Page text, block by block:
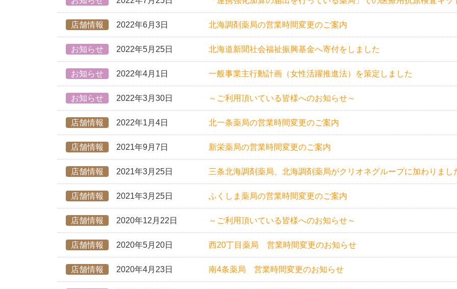
店舗情報 2022年6月3日 北海調剤薬局の営業時間変更のご案内
お知らせ 2022年5月25日 北海道新聞社会福祉振興基金へ寄付をしました
お知らせ 2022年4月1日 一般事業主行動計画（女性活躍推進法）を策定しました
お知らせ 2022年3月30日 ～ご利用頂いている皆様へのお知らせ～
店舗情報 2022年1月4日 北一条薬局の営業時間変更のご案内
店舗情報 2021年9月7日 新栄薬局の営業時間変更のご案内
店舗情報 2021年3月25日 三条北海調剤薬局、北海調剤薬局がクリオネグループに加わりまし
店舗情報 2021年3月25日 ふくしま薬局の営業時間変更のご案内
店舗情報 2020年12月22日 ～ご利用頂いている皆様へのお知らせ～
店舗情報 2020年5月20日 西20丁目薬局 営業時間変更のお知らせ
店舗情報 2020年4月23日 南4条薬局 営業時間変更のお知らせ